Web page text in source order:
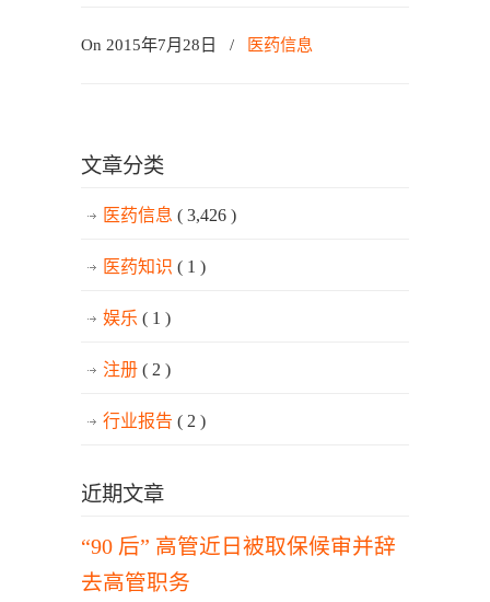
On 2015年7月28日 / 医药信息
文章分类
医药信息 ( 3,426 )
医药知识 ( 1 )
娱乐 ( 1 )
注册 ( 2 )
行业报告 ( 2 )
近期文章
“90 后” 高管近日被取保候审并辞
去高管职务